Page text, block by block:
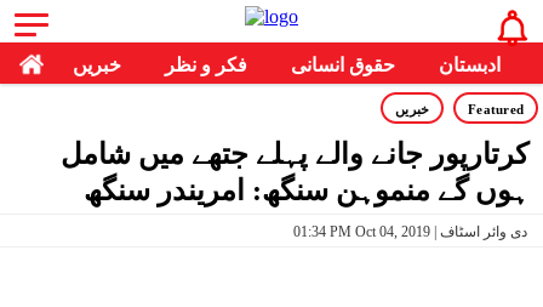
خبریں فکر و نظر حقوق انسانی ادبستان
Featured خبریں
کرتارپور جانے والے پہلے جتھے میں شامل
ہوں‌ گے منموہن سنگھ: امریندر سنگھ
01:34 PM Oct 04, 2019 | دی وائر اسٹاف